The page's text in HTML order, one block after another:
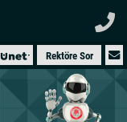
Rektöre Sor